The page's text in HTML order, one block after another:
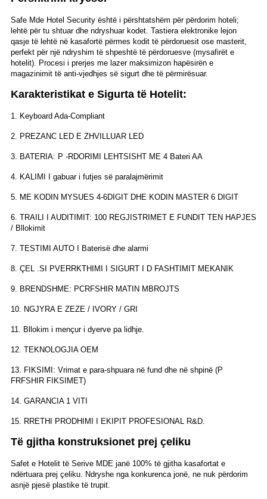
Safe Mde Hotel Security është i përshtatshëm për përdorim hoteli;
lehtë për tu shtuar dhe ndryshuar kodet. Tastiera elektronike lejon
qasje të lehtë në kasafortë përmes kodit të përdoruesit ose masterit,
perfekt për një ndryshim të shpeshtë të përdoruesve (mysafirët e
hotelit). Procesi i prerjes me lazer maksimizon hapësirën e
magazinimit të anti-vjedhjes së sigurt dhe të përmirësuar.
Karakteristikat e Sigurta të Hotelit:
1. Keyboard Ada-Compliant
2. PREZANC LED E ZHVILLUAR LED
3. BATERIA: P -RDORIMI LEHTSISHT ME 4 Bateri AA
4. KALIMI I gabuar i futjes së paralajmërimit
5. ME KODIN MYSUES 4-6DIGIT DHE KODIN MASTER 6 DIGIT
6. TRAILI I AUDITIMIT: 100 REGJISTRIMET E FUNDIT TEN HAPJES
/ Bllokimit
7. TESTIMI AUTO I Baterisë dhe alarmi
8. ÇEL .SI PVERRKTHIMI I SIGURT I D FASHTIMIT MEKANIK
9. BRENDSHME: PCRFSHIR MATIN MBROJTS
10. NGJYRA E ZEZE / IVORY / GRI
11. Bllokim i mençur i dyerve pa lidhje.
12. TEKNOLOGJIA OEM
13. FIKSIMI: Vrimat e para-shpuara në fund dhe në shpinë (P
FRFSHIR FIKSIMET)
14. GARANCIA 1 VITI
15. RRETHI PRODHIMI I EKIPIT PROFESIONAL R&D.
Të gjitha konstruksionet prej çeliku
Safet e Hotelit të Serive MDE janë 100% të gjitha kasafortat e
ndërtuara prej çeliku. Ndryshe nga konkurenca jonë, ne nuk përdorim
asnjë pjesë plastike të trupit.